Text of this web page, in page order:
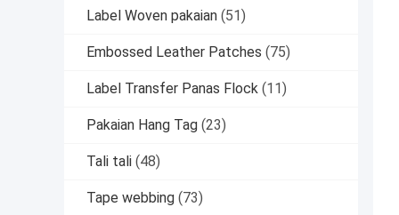
Label Woven pakaian (51)
Embossed Leather Patches (75)
Label Transfer Panas Flock (11)
Pakaian Hang Tag (23)
Tali tali (48)
Tape webbing (73)